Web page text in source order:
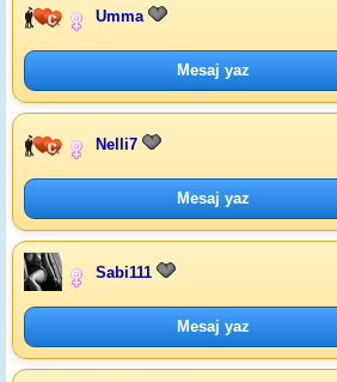
Umma
Mesaj yaz
Nelli7
Mesaj yaz
Sabi111
Mesaj yaz